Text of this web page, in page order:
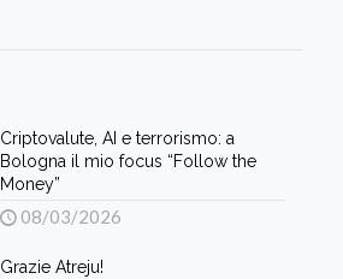
Criptovalute, AI e terrorismo: a
Bologna il mio focus “Follow the
Money”
08/03/2026
Grazie Atreju!